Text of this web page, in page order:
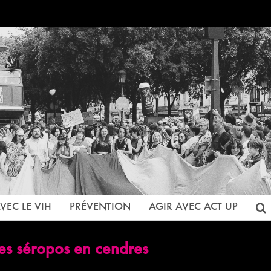
LE VIH PRÉVENTION AGIR AVEC ACT UP
séropos en cendres